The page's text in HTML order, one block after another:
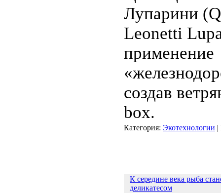
Лупарини
Leonetti
применение
создав
box.
Категория: Экотехнологии |
К середине века рыба
деликатесом